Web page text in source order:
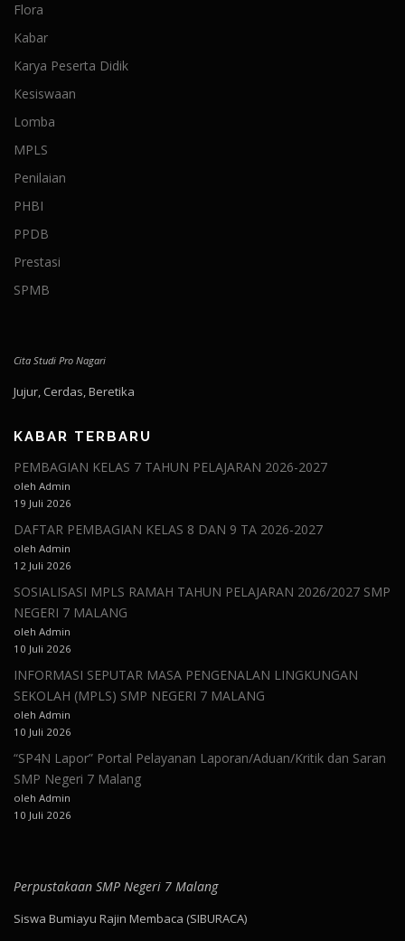
Flora
Kabar
Karya Peserta Didik
Kesiswaan
Lomba
MPLS
Penilaian
PHBI
PPDB
Prestasi
SPMB
Cita Studi Pro Nagari
Jujur, Cerdas, Beretika
KABAR TERBARU
PEMBAGIAN KELAS 7 TAHUN PELAJARAN 2026-2027
oleh Admin
19 Juli 2026
DAFTAR PEMBAGIAN KELAS 8 DAN 9 TA 2026-2027
oleh Admin
12 Juli 2026
SOSIALISASI MPLS RAMAH TAHUN PELAJARAN 2026/2027 SMP
NEGERI 7 MALANG
oleh Admin
10 Juli 2026
INFORMASI SEPUTAR MASA PENGENALAN LINGKUNGAN
SEKOLAH (MPLS) SMP NEGERI 7 MALANG
oleh Admin
10 Juli 2026
“SP4N Lapor” Portal Pelayanan Laporan/Aduan/Kritik dan Saran
SMP Negeri 7 Malang
oleh Admin
10 Juli 2026
Perpustakaan SMP Negeri 7 Malang
Siswa Bumiayu Rajin Membaca (SIBURACA)